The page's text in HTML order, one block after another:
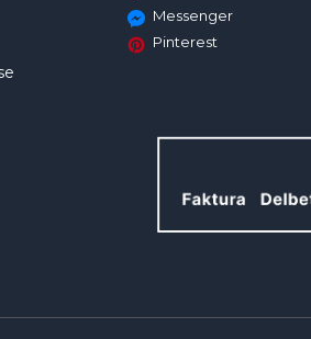
Messenger
Pinterest